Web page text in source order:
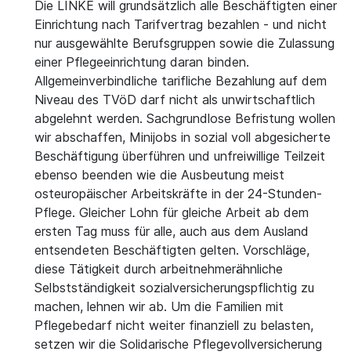
Die LINKE will grundsätzlich alle Beschäftigten einer
Einrichtung nach Tarifvertrag bezahlen - und nicht
nur ausgewählte Berufsgruppen sowie die Zulassung
einer Pflegeeinrichtung daran binden.
Allgemeinverbindliche tarifliche Bezahlung auf dem
Niveau des TVöD darf nicht als unwirtschaftlich
abgelehnt werden. Sachgrundlose Befristung wollen
wir abschaffen, Minijobs in sozial voll abgesicherte
Beschäftigung überführen und unfreiwillige Teilzeit
ebenso beenden wie die Ausbeutung meist
osteuropäischer Arbeitskräfte in der 24-Stunden-
Pflege. Gleicher Lohn für gleiche Arbeit ab dem
ersten Tag muss für alle, auch aus dem Ausland
entsendeten Beschäftigten gelten. Vorschläge,
diese Tätigkeit durch arbeitnehmerähnliche
Selbstständigkeit sozialversicherungspflichtig zu
machen, lehnen wir ab. Um die Familien mit
Pflegebedarf nicht weiter finanziell zu belasten,
setzen wir die Solidarische Pflegevollversicherung